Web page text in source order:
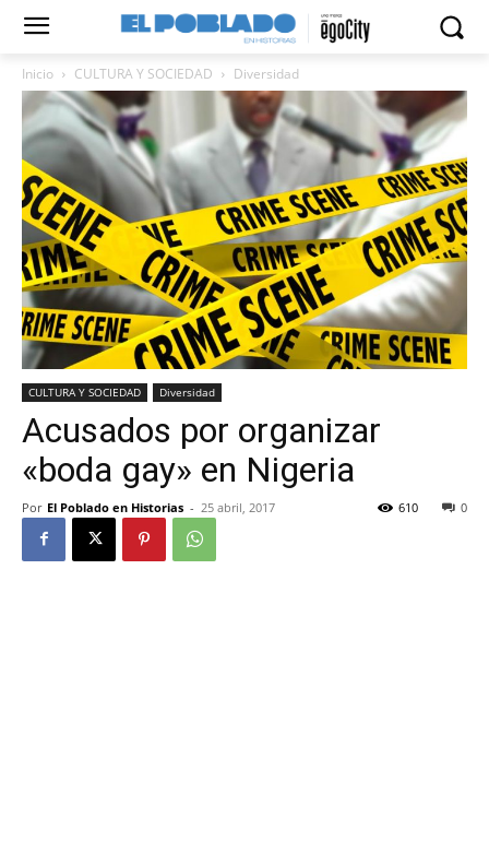
Inicio CULTURA Y SOCIEDAD Diversidad
CULTURA Y SOCIEDAD Diversidad
Acusados por organizar
«boda gay» en Nigeria
Por El Poblado en Historias - 25 abril, 2017 0
610